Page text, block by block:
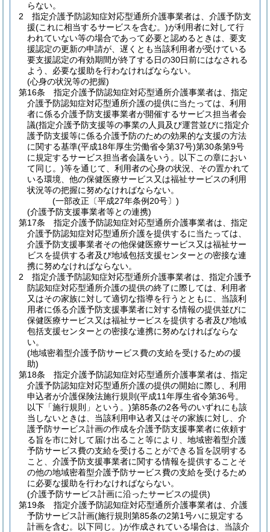
らない。
2
指定介護予防認知症対応型通所介護事業者は、介護予防支
援(これに相当するサービスを含む。)が利用者に対して行
われていない等の場合であって必要と認めるときは、要支
援認定の更新の申請が、遅くとも当該利用者が受けている
要支援認定の有効期間が終了する日の30日前にはなされる
よう、必要な援助を行わなければならない。
(心身の状況等の把握)
第16条
指定介護予防認知症対応型通所介護事業者は、指定
介護予防認知症対応型通所介護の提供に当たっては、利用
者に係る介護予防支援事業者が開催するサービス担当者会
議(指定介護予防支援等の事業の人員及び運営並びに指定介
護予防支援等に係る介護予防のための効果的な支援の方法
に関する基準(平成18年厚生労働省令第37号)第30条第9号
に規定するサービス担当者会議をいう。以下この章におい
て同じ。)等を通じて、利用者の心身の状況、その置かれて
いる環境、他の保健医療サービス又は福祉サービスの利用
状況等の把握に努めなければならない。
(一部改正〔平成27年条例20号〕)
(介護予防支援事業者等との連携)
第17条
指定介護予防認知症対応型通所介護事業者は、指定
介護予防認知症対応型通所介護を提供するに当たっては、
介護予防支援事業者その他保健医療サービス又は福祉サー
ビスを提供する者及び地域包括支援センターとの密接な連
携に努めなければならない。
2
指定介護予防認知症対応型通所介護事業者は、指定介護予
防認知症対応型通所介護の提供の終了に際しては、利用者
又はその家族に対して適切な指導を行うとともに、当該利
用者に係る介護予防支援事業者に対する情報の提供並びに
保健医療サービス又は福祉サービスを提供する者及び地域
包括支援センターとの密接な連携に努めなければならな
い。
(地域密着型介護予防サービス費の支給を受けるための援
助)
第18条
指定介護予防認知症対応型通所介護事業者は、指定
介護予防認知症対応型通所介護の提供の開始に際し、利用
申込者が介護保険法施行規則 (平成11年厚生省令第36号。
以下「施行規則」という。)第85条の2各号のいずれにも該
当しないときは、当該利用申込者又はその家族に対し、介
護予防サービス計画の作成を介護予防支援事業者に依頼す
る旨を市に対して届け出ること等により、地域密着型介護
予防サービス費の支給を受けることができる旨を説明する
こと、介護予防支援事業者に関する情報を提供することそ
の他の地域密着型介護予防サービス費の支給を受けるため
に必要な援助を行わなければならない。
(介護予防サービス計画に沿ったサービスの提供)
第19条
指定介護予防認知症対応型通所介護事業者は、介護
予防サービス計画(施行規則第85条の2第1号ハに規定する
計画を含む。以下同じ。)が作成されている場合は、当該介